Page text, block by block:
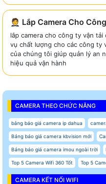
🤵 Lắp Camera Cho
lắp camera cho công ty vận
vụ chất lượng cho các công ty
của chúng tôi giúp quản lý an
hiệu quả vận hành
CAMERA THEO CHỨC NĂNG
bảng báo giá camera ip dahua
Bảng báo giá camera kbvision mới
Bảng báo giá camera imou ngoài trời
Top 5 Camera Wifi 360 Tốt Top 5
CAMERA KẾT NỐI WIFI